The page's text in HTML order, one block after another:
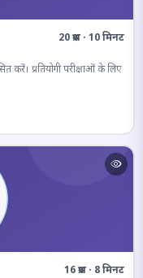
20 प्रश्न · 10 मिनट
करें। प्रतियोगी परीक्षाओं के लिए
16 प्रश्न · 8 मिनट